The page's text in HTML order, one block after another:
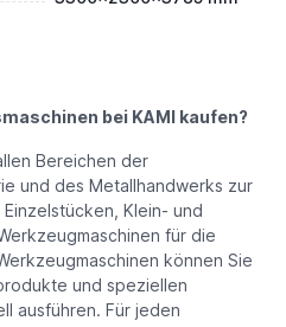
bei KAMI kaufen?
Bereichen der
und des Metallhandwerks zur
Klein- und
für die
können Sie
und speziellen
ausführen. Für jeden